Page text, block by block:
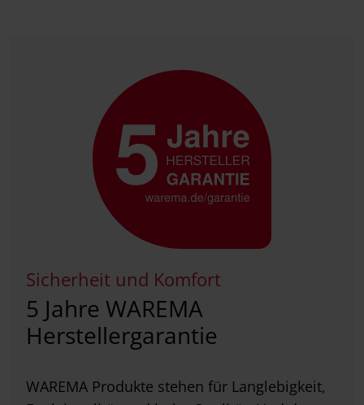
Sicherheit und Komfort
5 Jahre WAREMA
Herstellergarantie
WAREMA Produkte stehen für Langlebigkeit,